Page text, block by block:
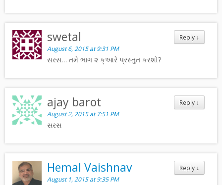
Reply ↓
swetal
August 6, 2015 at 9:31 PM
સરસ… તમે ભાગ ૨ ક્આરે પ્રસ્તુત કરશો?
Reply ↓
ajay barot
August 2, 2015 at 7:51 PM
સરસ
Reply ↓
Hemal Vaishnav
August 1, 2015 at 9:35 PM